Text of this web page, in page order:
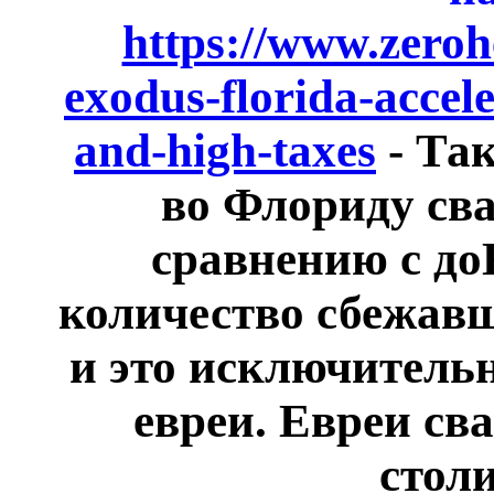
https://
exodus-florida-
and-high-taxes -
во Флориду
сравнению с
количество
и это
евреи. Евреи